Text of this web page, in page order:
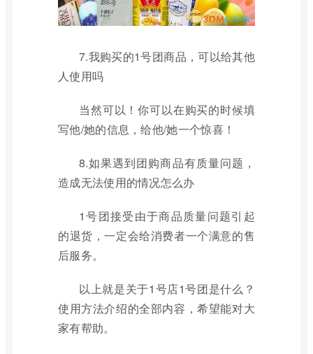
7.我购买的1号团商品，可以给其他
人使用吗
当然可以！你可以在购买的时候填
写他/她的信息，给他/她一个惊喜！
8.如果遇到团购商品有质量问题，
造成无法使用的情况怎么办
1号团接受由于商品质量问题引起
的退货，一定会给消费者一个满意的售
后服务。
以上就是关于1号店1号团是什么？
使用方法介绍的全部内容，希望能对大
家有帮助。